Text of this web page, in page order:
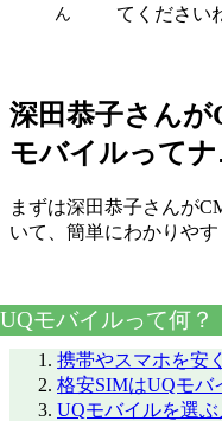
ん
てください
深田恭子さん
モバイルってナ
まずは深田恭子さんが
いて、簡単にわかりやす
UQモバイルって何？
携帯やスマホを安
格安SIMはUQモバ
UQモバイルを選ぶ